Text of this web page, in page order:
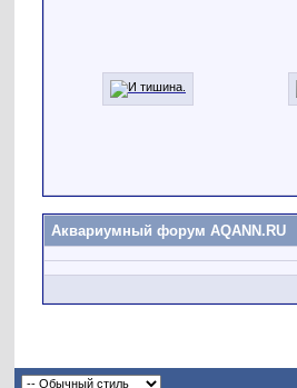
Аквариумный форум AQANN.RU